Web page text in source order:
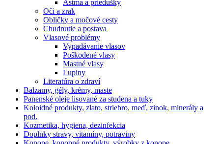
Astma a priedušky
Oči a zrak
Obličky a močové cesty
Chudnutie a postava
Vlasové problémy
Vypadávanie vlasov
Poškodené vlasy
Mastné vlasy
Lupiny
Literatúra o zdraví
Balzamy, gély, krémy, maste
Panenské oleje lisované za studena a tuky
Koloidné produkty, zlato, striebro, meď, zinok, minerály a
pod.
Kozmetika, hygiena, dezinfekcia
Doplnky stravy, vitamíny, potraviny